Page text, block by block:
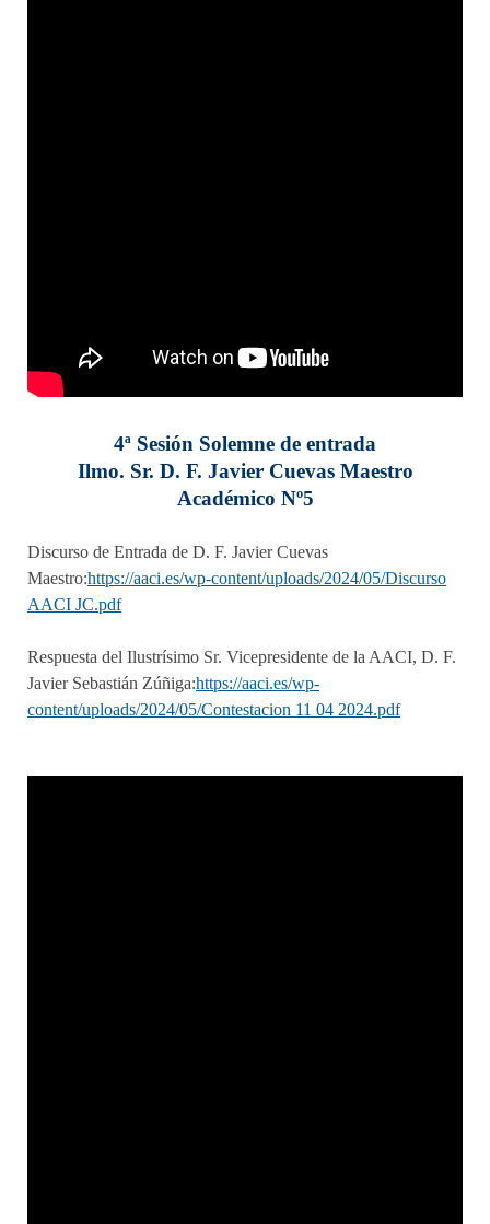
4ª Sesión Solemne de entrada
Ilmo. Sr. D. F. Javier Cuevas Maestro
Académico Nº5
Discurso de Entrada de D. F. Javier Cuevas
Maestro:https://aaci.es/wp-content/uploads/2024/05/Discurso
AACI JC.pdf
Respuesta del Ilustrísimo Sr. Vicepresidente de la AACI, D. F.
Javier Sebastián Zúñiga:https://aaci.es/wp-
content/uploads/2024/05/Contestacion 11 04 2024.pdf